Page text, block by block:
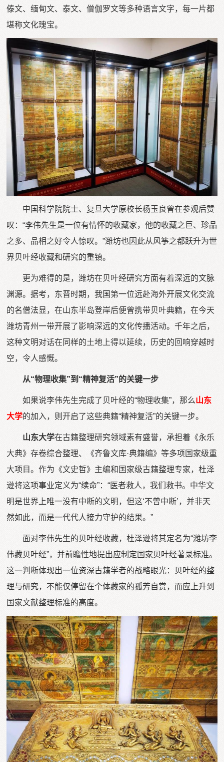
傣文、缅甸文、泰文、僧伽罗文等多种语言文字，每一片都
堪称文化瑰宝。
中国科学院院士、复旦大学原校长杨玉良曾在参观后赞
叹：“李伟先生是一位有情怀的收藏家，他的收藏之巨、珍品
之多、品相之好令人惊叹。”潍坊也因此从风筝之都跃升为世
界贝叶经收藏和研究的重镇。
更为难得的是，潍坊在贝叶经研究方面有着深远的文脉
渊源。据考，东晋时期，我国第一位远赴海外开展文化交流
的名僧法显，在山东半岛登岸后便曾携带贝叶典籍，在今天
潍坊青州一带开展了影响深远的文化传播活动。千年之后，
这种文明对话在同样的土地上得以延续，历史的回响穿越时
空，令人感慨。
从“物理收集”到“精神复活”的关键一步
如果说李伟先生完成了贝叶经的“物理收集”，那么山东
大学的加入，则开启了这些典籍“精神复活”的关键一步。
山东大学在古籍整理研究领域素有盛誉，承担着《永乐
大典》存卷综合整理、《齐鲁文库·典籍编》等多项国家级重
大项目。作为《文史哲》主编和国家级古籍整理专家，杜泽
逊将这项事业定义为“续命”：“医者救人，我们救书。中华文
明是世界上唯一没有中断的文明，但这‘不曾中断’，并非天
然如此，而是一代代人接力守护的结果。”
面对李伟先生的贝叶经收藏，杜泽逊将其定名为“潍坊李
伟藏贝叶经”，并前瞻性地提出应制定国家贝叶经著录标准。
这一判断体现出一位资深古籍学者的战略眼光：贝叶经的整
理与研究，不能仅停留在个体藏家的孤芳自赏，而应上升到
国家文献整理标准的高度。